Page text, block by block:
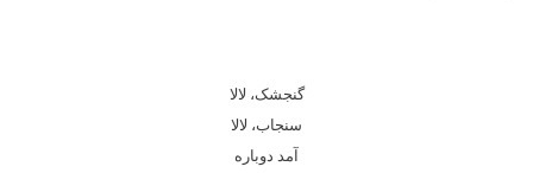
گنجشک، لالا
سنجاب،‌ لالا
آمد دوباره